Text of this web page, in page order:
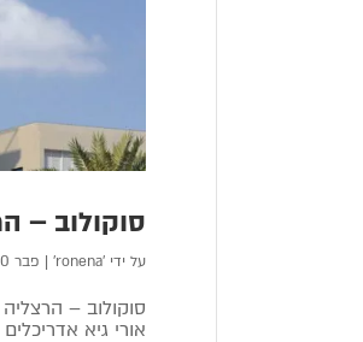
סוקולוב –
על ידי 'ronena'
| פבר 20, 2022
אורי גיא